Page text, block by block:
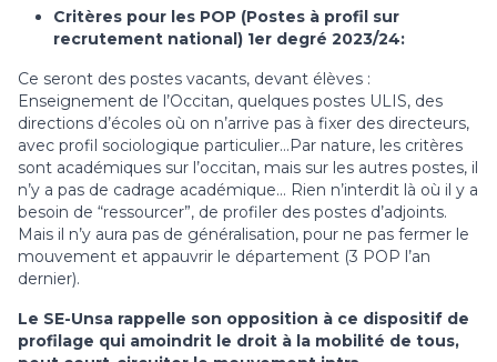
Critères pour les POP (Postes à profil sur
recrutement national) 1er degré 2023/24:
Ce seront des postes vacants, devant élèves :
Enseignement de l’Occitan, quelques postes ULIS, des
directions d’écoles où on n’arrive pas à fixer des directeurs,
avec profil sociologique particulier…Par nature, les critères
sont académiques sur l’occitan, mais sur les autres postes, il
n’y a pas de cadrage académique… Rien n’interdit là où il y a
besoin de “ressourcer”, de profiler des postes d’adjoints.
Mais il n’y aura pas de généralisation, pour ne pas fermer le
mouvement et appauvrir le département (3 POP l’an
dernier).
Le SE-Unsa rappelle son opposition à ce dispositif de
profilage qui amoindrit le droit à la mobilité de tous,